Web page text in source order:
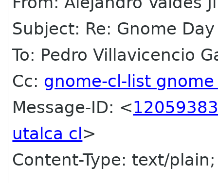
Subject: Re: Gnome Day
To: Pedro Villavicencio
Cc: gnome-cl-list
Message-ID: <
utalca cl >
Content-Type: text/